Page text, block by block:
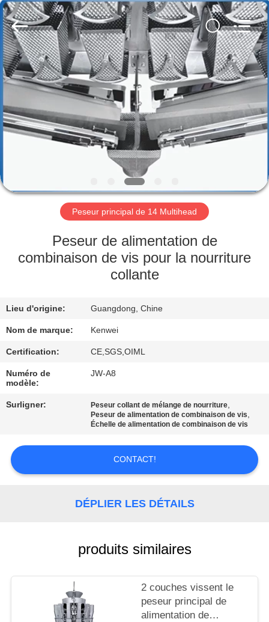
APERÇU
PRODUITS
A
DE
NOUS
VISITE
D'USINE
DE
LA
QUALITÉ
CONTACT
DE
SOUMISSION
PRIVACY
POLICY
Guangdong
Kenwei
Intellectualized
Machinery
Co.,
Ltd..
All
Rights
Reserved.
Peseur principal de 14 Multihead
Peseur de alimentation de
combinaison de vis pour la nourriture
collante
Lieu d'origine: Guangdong, Chine
Nom de marque: Kenwei
Certification: CE,SGS,OIML
Numéro de
modèle:
JW-A8
Surligner: Peseur collant de mélange de nourriture,
Peseur de alimentation de combinaison de vis,
Échelle de alimentation de combinaison de vis
CONTACT!
DÉPLIER LES DÉTAILS
produits similaires
2 couches vissent le
peseur principal de
alimentation de